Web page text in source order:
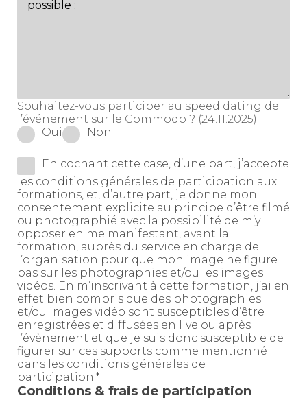
Souhaitez-vous participer au speed dating de
l’événement sur le Commodo ? (24.11.2025)
Oui
Non
En cochant cette case, d’une part, j’accepte
les conditions générales de participation aux
formations, et, d’autre part, je donne mon
consentement explicite au principe d’être filmé
ou photographié avec la possibilité de m’y
opposer en me manifestant, avant la
formation, auprès du service en charge de
l’organisation pour que mon image ne figure
pas sur les photographies et/ou les images
vidéos. En m’inscrivant à cette formation, j’ai en
effet bien compris que des photographies
et/ou images vidéo sont susceptibles d’être
enregistrées et diffusées en live ou après
l’évènement et que je suis donc susceptible de
figurer sur ces supports comme mentionné
dans les conditions générales de
participation.*
Conditions & frais de participation